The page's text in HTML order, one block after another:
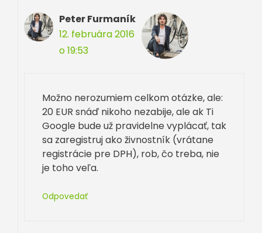
Peter Furmaník
12. februára 2016
o 19:53
Možno nerozumiem celkom otázke, ale:
20 EUR snáď nikoho nezabije, ale ak Ti
Google bude už pravidelne vyplácať, tak
sa zaregistruj ako živnostník (vrátane
registrácie pre DPH), rob, čo treba, nie
je toho veľa.
Odpovedať